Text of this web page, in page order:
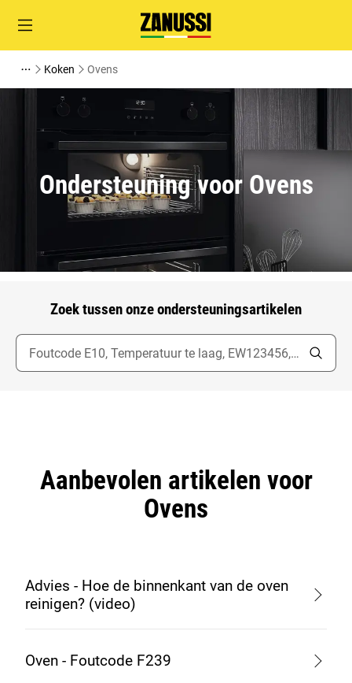
Koken Ovens
Ondersteuning voor Ovens
Zoek tussen onze ondersteuningsartikelen
Aanbevolen artikelen voor
Ovens
Advies - Hoe de binnenkant van de oven
reinigen? (video)
Oven - Foutcode F239